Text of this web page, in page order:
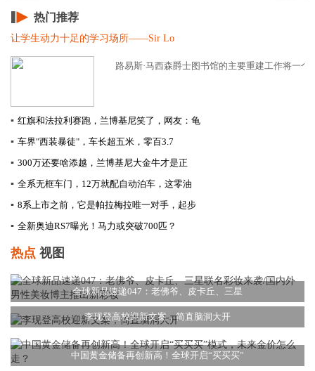
热门推荐
让学生动力十足的学习场所——Sir Lo
路易斯·马西森爵士图书馆的主要重建工作将一
▪ 红旗和法拉利赛跑，兰博基尼笑了，网友：龟
▪ 车界"西装暴徒"，车长超五米，零百3.7
▪ 300万还要啥添越，兰博基尼大金牛才是正
▪ 全系无框车门，12万就配自动泊车，这零油
▪ 8系上市之前，它是帕拉梅拉唯一对手，起步
▪ 全新奥迪RS7曝光！马力或突破700匹？
热点 视图
全球新品速递047：老佛爷、皮卡丘、三星
李现登高校迎新文案，简直脑洞大开
中国黄金储备再创新高！全球开启“买买买”